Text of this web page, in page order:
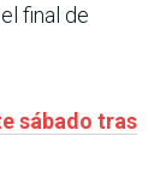
final de
sábado tras